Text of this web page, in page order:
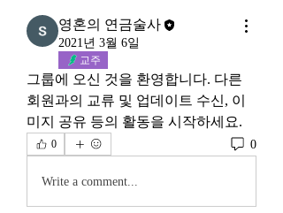
영혼의 연금술사
2021년 3월 6일
교주
그룹에 오신 것을 환영합니다. 다른
회원과의 교류 및 업데이트 수신, 이
미지 공유 등의 활동을 시작하세요.
0 0
Write a comment...